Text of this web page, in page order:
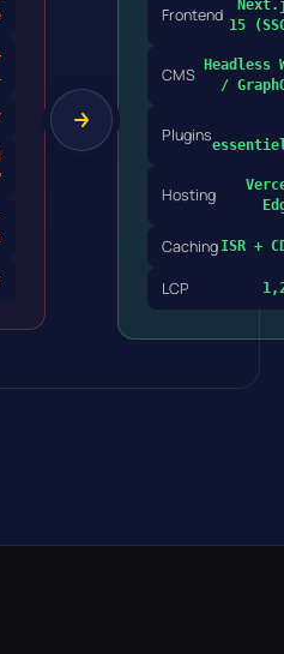
Frontend 15
CMS
Headless
/
Plugins
Hosting
Caching ISR +
LCP